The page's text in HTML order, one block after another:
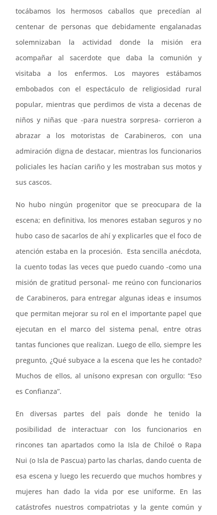
tocábamos los hermosos caballos que precedían al
centenar de personas que debidamente engalanadas
solemnizaban la actividad donde la misión era
acompañar al sacerdote que daba la comunión y
visitaba a los enfermos. Los mayores estábamos
embobados con el espectáculo de religiosidad rural
popular, mientras que perdimos de vista a decenas de
niños y niñas que -para nuestra sorpresa- corrieron a
abrazar a los motoristas de Carabineros, con una
admiración digna de destacar, mientras los funcionarios
policiales les hacían cariño y les mostraban sus motos y
sus cascos.
No hubo ningún progenitor que se preocupara de la
escena; en definitiva, los menores estaban seguros y no
hubo caso de sacarlos de ahí y explicarles que el foco de
atención estaba en la procesión. Esta sencilla anécdota,
la cuento todas las veces que puedo cuando -como una
misión de gratitud personal- me reúno con funcionarios
de Carabineros, para entregar algunas ideas e insumos
que permitan mejorar su rol en el importante papel que
ejecutan en el marco del sistema penal, entre otras
tantas funciones que realizan. Luego de ello, siempre les
pregunto, ¿Qué subyace a la escena que les he contado?
Muchos de ellos, al unísono expresan con orgullo: “Eso
es Confianza”.
En diversas partes del país donde he tenido la
posibilidad de interactuar con los funcionarios en
rincones tan apartados como la Isla de Chiloé o Rapa
Nui (o Isla de Pascua) parto las charlas, dando cuenta de
esa escena y luego les recuerdo que muchos hombres y
mujeres han dado la vida por ese uniforme. En las
catástrofes nuestros compatriotas y la gente común y